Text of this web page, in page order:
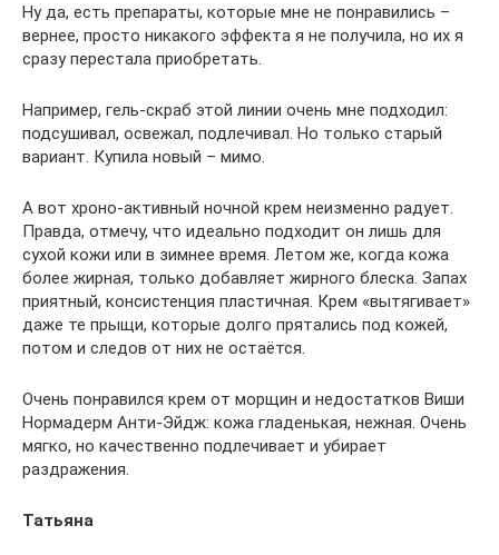
Ну да, есть препараты, которые мне не понравились –
вернее, просто никакого эффекта я не получила, но их я
сразу перестала приобретать.
Например, гель-скраб этой линии очень мне подходил:
подсушивал, освежал, подлечивал. Но только старый
вариант. Купила новый – мимо.
А вот хроно-активный ночной крем неизменно радует.
Правда, отмечу, что идеально подходит он лишь для
сухой кожи или в зимнее время. Летом же, когда кожа
более жирная, только добавляет жирного блеска. Запах
приятный, консистенция пластичная. Крем «вытягивает»
даже те прыщи, которые долго прятались под кожей,
потом и следов от них не остаётся.
Очень понравился крем от морщин и недостатков Виши
Нормадерм Анти-Эйдж: кожа гладенькая, нежная. Очень
мягко, но качественно подлечивает и убирает
раздражения.
Татьяна